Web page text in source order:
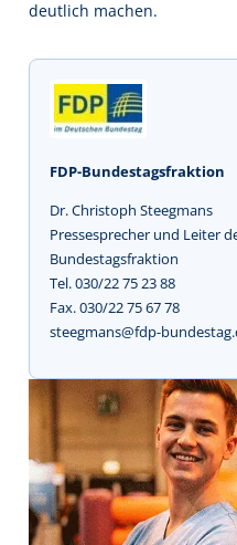
deutlich machen.
FDP-Bundestagsfraktion
Dr. Christoph Steegmans
Pressesprecher und Leiter
Bundestagsfraktion
Tel. 030/22 75 23 88
Fax. 030/22 75 67 78
steegmans@fdp-